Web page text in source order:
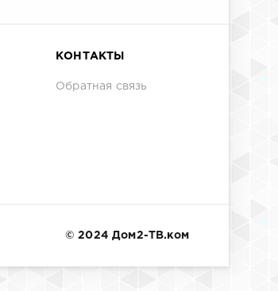
КОНТАКТЫ
Обратная связь
© 2024 Дом2-ТВ.ком